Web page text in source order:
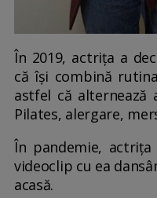
În 2019, actrița a
că își combină
astfel că alternează
Pilates, alergare,
În pandemie,
videoclip cu ea
acasă.